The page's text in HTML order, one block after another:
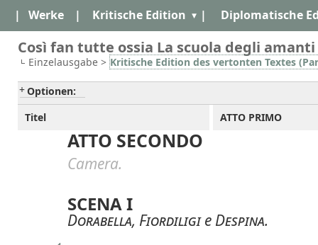
| Werke | Kritische Edition | Diplomatische
Così fan tutte ossia La scuola degli amanti
Einzelausgabe > Kritische Edition des vertonten Textes
Optionen:
Titel
ATTO PRIMO
ATTO SECONDO
Camera.
SCENA I
Dorabella, Fiordiligie Despina.